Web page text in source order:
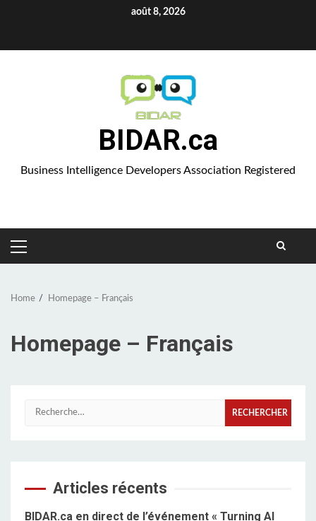
août 8, 2026
BIDAR.ca
Business Intelligence Developers Association Registered
PRIMARY
MENU
Home Homepage – Français
Homepage – Français
Rechercher :
Articles récents
BIDAR.ca en direct de l’événement « Turning AI